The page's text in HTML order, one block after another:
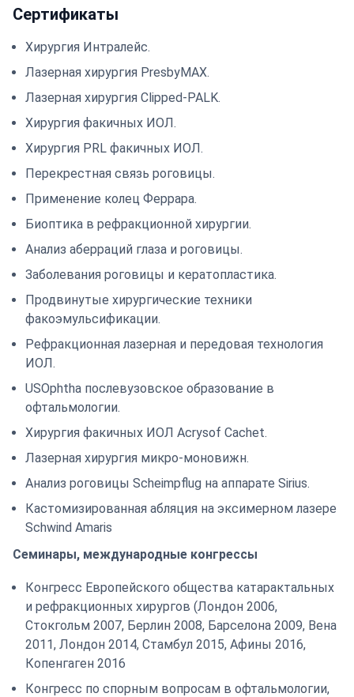
Сертификаты
Хирургия Интралейс.
Лазерная хирургия PresbyMAX.
Лазерная хирургия Clipped-PALK.
Хирургия факичных ИОЛ.
Хирургия PRL факичных ИОЛ.
Перекрестная связь роговицы.
Применение колец Феррара.
Биоптика в рефракционной хирургии.
Анализ аберраций глаза и роговицы.
Заболевания роговицы и кератопластика.
Продвинутые хирургические техники
факоэмульсификации.
Рефракционная лазерная и передовая технология
ИОЛ.
USOphtha послевузовское образование в
офтальмологии.
Хирургия факичных ИОЛ Acrysof Cachet.
Лазерная хирургия микро-моновижн.
Анализ роговицы Scheimpflug на аппарате Sirius.
Кастомизированная абляция на эксимерном лазере
Schwind Amaris
Семинары, международные конгрессы
Конгресс Европейского общества катарактальных
и рефракционных хирургов (Лондон 2006,
Стокгольм 2007, Берлин 2008, Барселона 2009, Вена
2011, Лондон 2014, Стамбул 2015, Афины 2016,
Копенгаген 2016
Конгресс по спорным вопросам в офтальмологии,